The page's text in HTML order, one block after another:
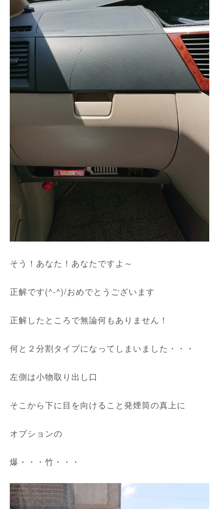
そう！あなた！あなたですよ～
正解です(^-^)/おめでとうございます
正解したところで無論何もありません！
何と２分割タイプになってしまいました・・・
左側は小物取り出し口
そこから下に目を向けること発煙筒の真上に
オプションの
爆・・・竹・・・